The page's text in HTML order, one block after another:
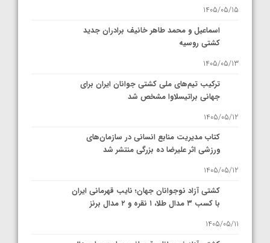
1405/05/15
اسماعیل و محمد طاهر خانیف برادران جدید
کشتی روسیه
1405/05/13
ترکیب تیم‌های ملی کشتی جوانان ایران برای
جهانی براتیسلاوا مشخص شد
1405/05/12
کتاب مدیریت منابع انسانی در سازمان‌های
ورزشی اثر علیرضا ده بزرگی منتشر شد
1405/05/12
کشتی آزاد نوجوانان جهان؛ نایب قهرمانی ایران
با کسب ۳ مدال طلا، ۱ نقره و ۲ مدال برنز
1405/05/11